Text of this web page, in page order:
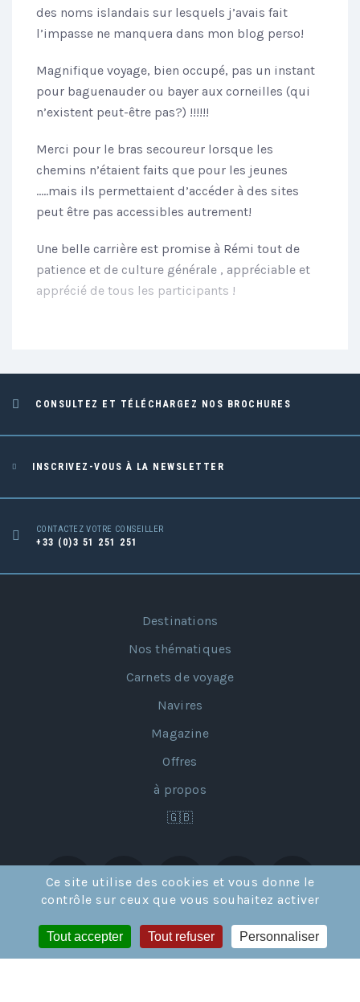
Ce site utilise des cookies et vous donne le
contrôle sur ceux que vous souhaitez activer
Tout accepter Tout refuser Personnaliser
des noms islandais sur lesquels j’avais fait
l’impasse ne manquera dans mon blog perso!
Magnifique voyage, bien occupé, pas un instant
pour baguenauder ou bayer aux corneilles (qui
n’existent peut-être pas?) !!!!!!
Merci pour le bras secoureur lorsque les
chemins n’étaient faits que pour les jeunes
…..mais ils permettaient d’accéder à des sites
peut être pas accessibles autrement!
Une belle carrière est promise à Rémi tout de
patience et de culture générale , appréciable et
apprécié de tous les participants !
CONSULTEZ ET TÉLÉCHARGEZ NOS BROCHURES
INSCRIVEZ-VOUS À LA NEWSLETTER
CONTACTEZ VOTRE CONSEILLER
+33 (0)3 51 251 251
Destinations
Nos thématiques
Carnets de voyage
Navires
Magazine
Offres
à propos
🇬🇧